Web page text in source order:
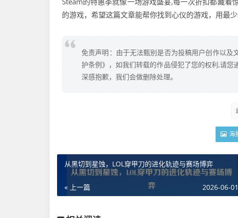
的游戏，希望这篇文章能帮你找到心仪的游戏，用最
免责声明：由于无法甄别是否为投稿用户创作以
护条例》，如我们转载的作品侵犯了您的权利,请
深感抱歉，我们会做删除处理。
海
从黑切到星蚀，LOL穿甲刀的进化轨迹与赛场博弈
« 上一篇 2026-06-01